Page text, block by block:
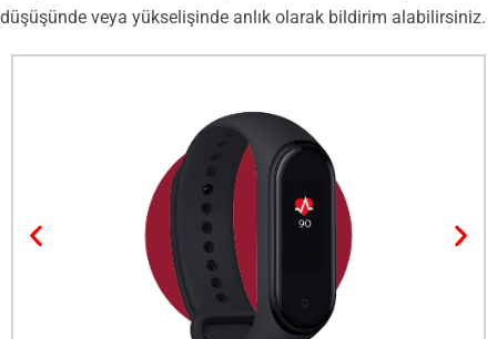
düşüşünde veya yükselişinde anlık olarak bildirim alabilirsiniz.